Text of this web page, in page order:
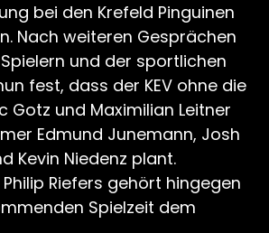
bei den Krefeld Pinguinen
Nach weiteren Gesprächen
und der sportlichen
fest, dass der KEV ohne die
Gotz und Maximilian Leitner
Edmund Junemann, Josh
Kevin Niedenz plant.
Riefers gehört hingegen
Spielzeit dem